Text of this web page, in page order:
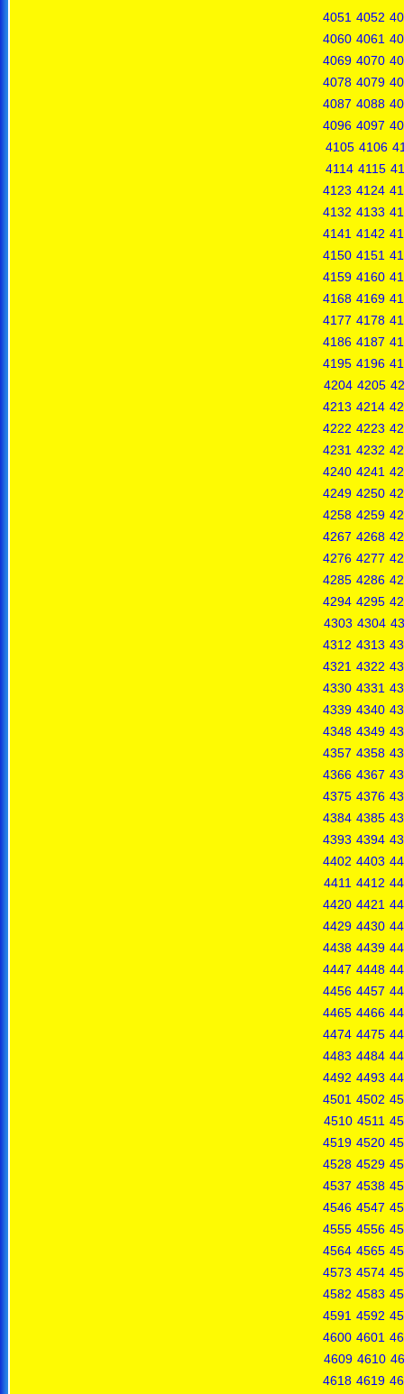
4051 4052
4060 4061
4069 4070
4078 4079
4087 4088
4096 4097
4105 4106
4114 4115
4123 4124
4132 4133
4141 4142
4150 4151
4159 4160
4168 4169
4177 4178
4186 4187
4195 4196
4204 4205
4213 4214
4222 4223
4231 4232
4240 4241
4249 4250
4258 4259
4267 4268
4276 4277
4285 4286
4294 4295
4303 4304
4312 4313
4321 4322
4330 4331
4339 4340
4348 4349
4357 4358
4366 4367
4375 4376
4384 4385
4393 4394
4402 4403
4411 4412
4420 4421
4429 4430
4438 4439
4447 4448
4456 4457
4465 4466
4474 4475
4483 4484
4492 4493
4501 4502
4510 4511
4519 4520
4528 4529
4537 4538
4546 4547
4555 4556
4564 4565
4573 4574
4582 4583
4591 4592
4600 4601
4609 4610
4618 4619